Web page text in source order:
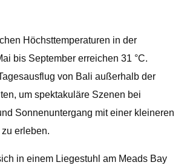
Höchsttemperaturen in der
bis September erreichen 31 °C.
von Bali außerhalb der
um spektakuläre Szenen bei
Sonnenuntergang mit einer kleineren
erleben.
in einem Liegestuhl am Meads Bay